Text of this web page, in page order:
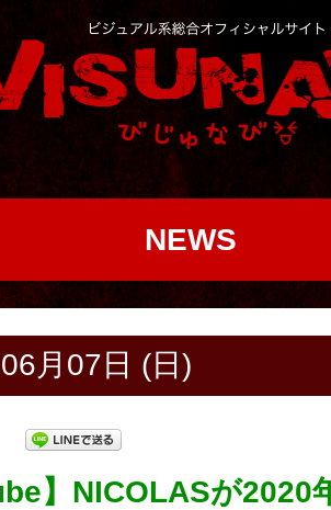
NEWS
月07日 (日)
】NICOLASが2020